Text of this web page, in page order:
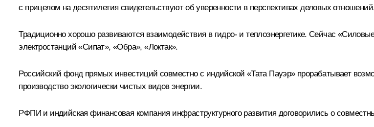
с прицелом на десятилетия свидетельствуют об уверенности в перспективах деловых
Традиционно хорошо развиваются взаимодействия в гидро- и теплоэнергетике. Сейчас
электростанций «Сипат», «Обра», «Локтак».
Российский фонд прямых инвестиций совместно с индийской «Тата Пауэр» прорабатывает
производство экологически чистых видов энергии.
РФПИ и индийская финансовая компания инфраструктурного развития договорились о